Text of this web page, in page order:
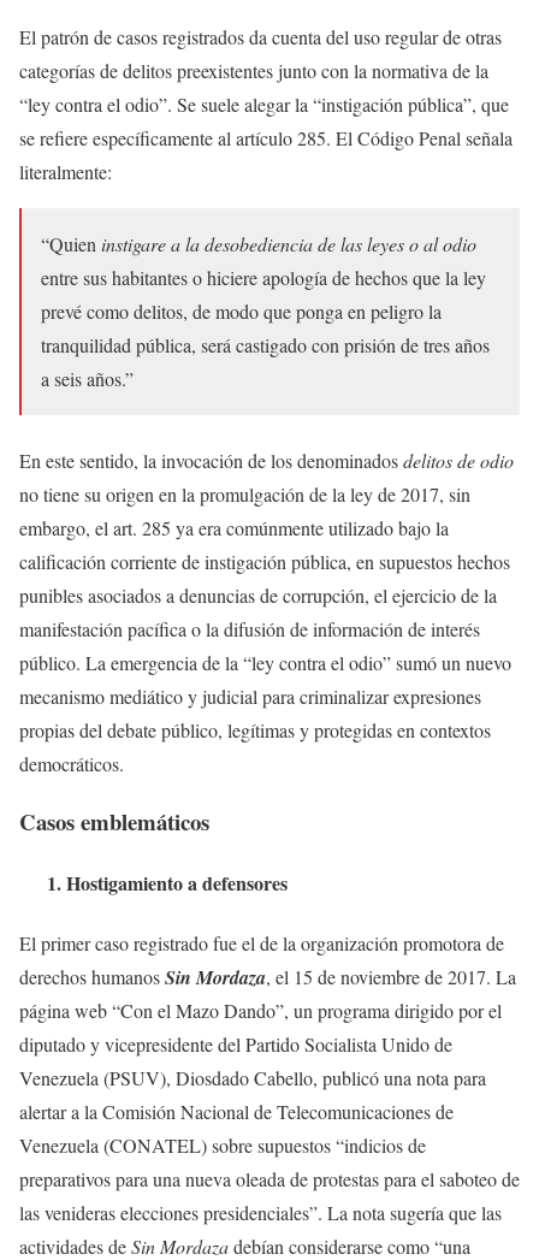
El patrón de casos registrados da cuenta del uso regular de otras
categorías de delitos preexistentes junto con la normativa de la
“ley contra el odio”. Se suele alegar la “instigación pública”, que
se refiere específicamente al artículo 285. El Código Penal señala
literalmente:
“Quien instigare a la desobediencia de las leyes o al odio
entre sus habitantes o hiciere apología de hechos que la ley
prevé como delitos, de modo que ponga en peligro la
tranquilidad pública, será castigado con prisión de tres años
a seis años.”
En este sentido, la invocación de los denominadosdelitos de odio
no tiene su origen en la promulgación de la ley de 2017, sin
embargo, el art. 285 ya era comúnmente utilizado bajo la
calificación corriente de instigación pública, en supuestos hechos
punibles asociados a denuncias de corrupción, el ejercicio de la
manifestación pacífica o la difusión de información de interés
público. La emergencia de la “ley contra el odio” sumó un nuevo
mecanismo mediático y judicial para criminalizar expresiones
propias del debate público, legítimas y protegidas en contextos
democráticos.
Casos emblemáticos
1. Hostigamiento a defensores
El primer caso registrado fue el de la organización promotora de
derechos humanosSin Mordaza, el 15 de noviembre de 2017. La
página web “Con el Mazo Dando”, un programa dirigido por el
diputado y vicepresidente del Partido Socialista Unido de
Venezuela (PSUV), Diosdado Cabello, publicó una nota para
alertar a la Comisión Nacional de Telecomunicaciones de
Venezuela (CONATEL) sobre supuestos “indicios de
preparativos para una nueva oleada de protestas para el saboteo de
las venideras elecciones presidenciales”. La nota sugería que las
actividades deSin Mordazadebían considerarse como “una